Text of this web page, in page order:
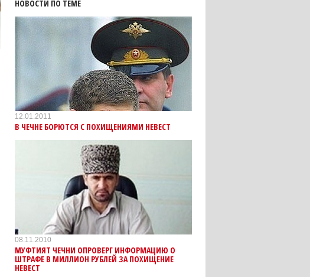
НОВОСТИ ПО ТЕМЕ
12.01.2011
В ЧЕЧНЕ БОРЮТСЯ С ПОХИЩЕНИЯМИ НЕВЕСТ
08.11.2010
МУФТИЯТ ЧЕЧНИ ОПРОВЕРГ ИНФОРМАЦИЮ О
ШТРАФЕ В МИЛЛИОН РУБЛЕЙ ЗА ПОХИЩЕНИЕ
НЕВЕСТ